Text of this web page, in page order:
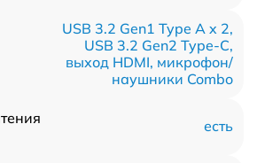
USB 3.2 Gen1 Type A x 2,
USB 3.2 Gen2 Type-С,
выход HDMI, микрофон/
наушники Combo
есть